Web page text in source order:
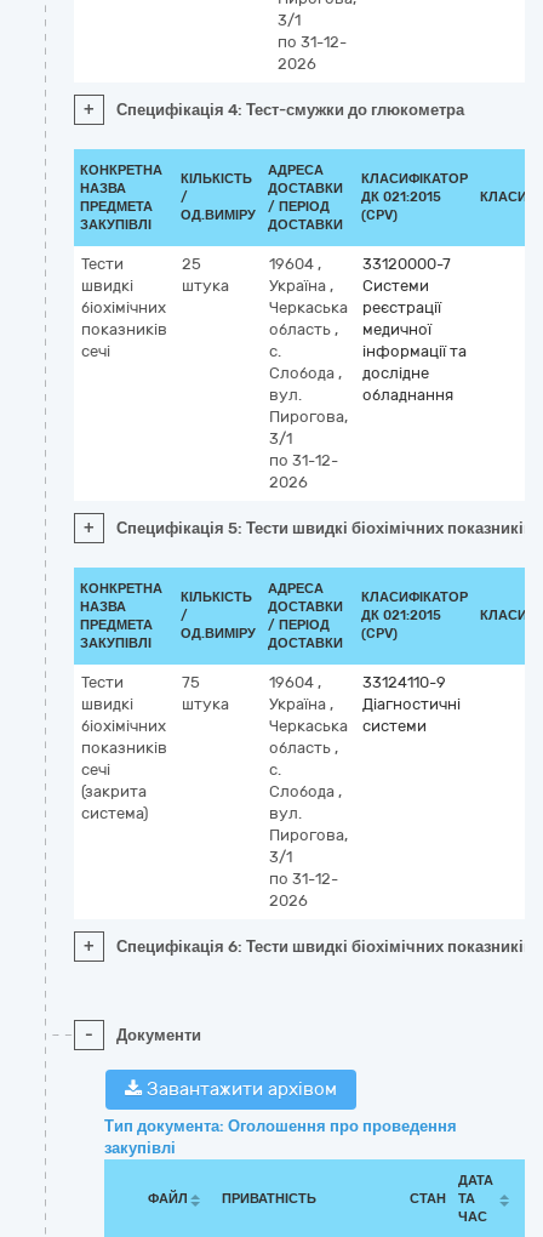
3/1
по 31-12-
2026
+ Специфікація 4: Тест-смужки до глюкометра
КОНКРЕТНА
НАЗВА
ПРЕДМЕТА
ЗАКУПІВЛІ
КІЛЬКІСТЬ
/
ОД.ВИМІРУ
АДРЕСА
ДОСТАВКИ
/ ПЕРІОД
ДОСТАВКИ
КЛАСИФІКАТОР
ДК 021:2015
(CPV)
Тести
швидкі
біохімічних
показників
сечі
25
штука
19604 ,
Україна ,
Черкаська
область ,
с.
Слобода ,
вул.
Пирогова,
3/1
по 31-12-
2026
33120000-7
Системи
реєстрації
медичної
інформації та
дослідне
обладнання
+ Специфікація 5: Тести швидкі біохімічних показників
КОНКРЕТНА
НАЗВА
ПРЕДМЕТА
ЗАКУПІВЛІ
КІЛЬКІСТЬ
/
ОД.ВИМІРУ
АДРЕСА
ДОСТАВКИ
/ ПЕРІОД
ДОСТАВКИ
КЛАСИФІКАТОР
ДК 021:2015
(CPV)
Тести
швидкі
біохімічних
показників
сечі
(закрита
система)
75
штука
19604 ,
Україна ,
Черкаська
область ,
с.
Слобода ,
вул.
Пирогова,
3/1
по 31-12-
2026
33124110-9
Діагностичні
системи
+ Специфікація 6: Тести швидкі біохімічних показників
- Документи
Завантажити архівом
Тип документа: Оголошення про проведення
закупівлі
ФАЙЛ ПРИВАТНІСТЬ СТАН
ДАТА
ТА
ЧАС